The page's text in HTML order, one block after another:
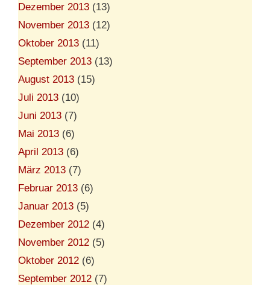
Dezember 2013 (13)
November 2013 (12)
Oktober 2013 (11)
September 2013 (13)
August 2013 (15)
Juli 2013 (10)
Juni 2013 (7)
Mai 2013 (6)
April 2013 (6)
März 2013 (7)
Februar 2013 (6)
Januar 2013 (5)
Dezember 2012 (4)
November 2012 (5)
Oktober 2012 (6)
September 2012 (7)